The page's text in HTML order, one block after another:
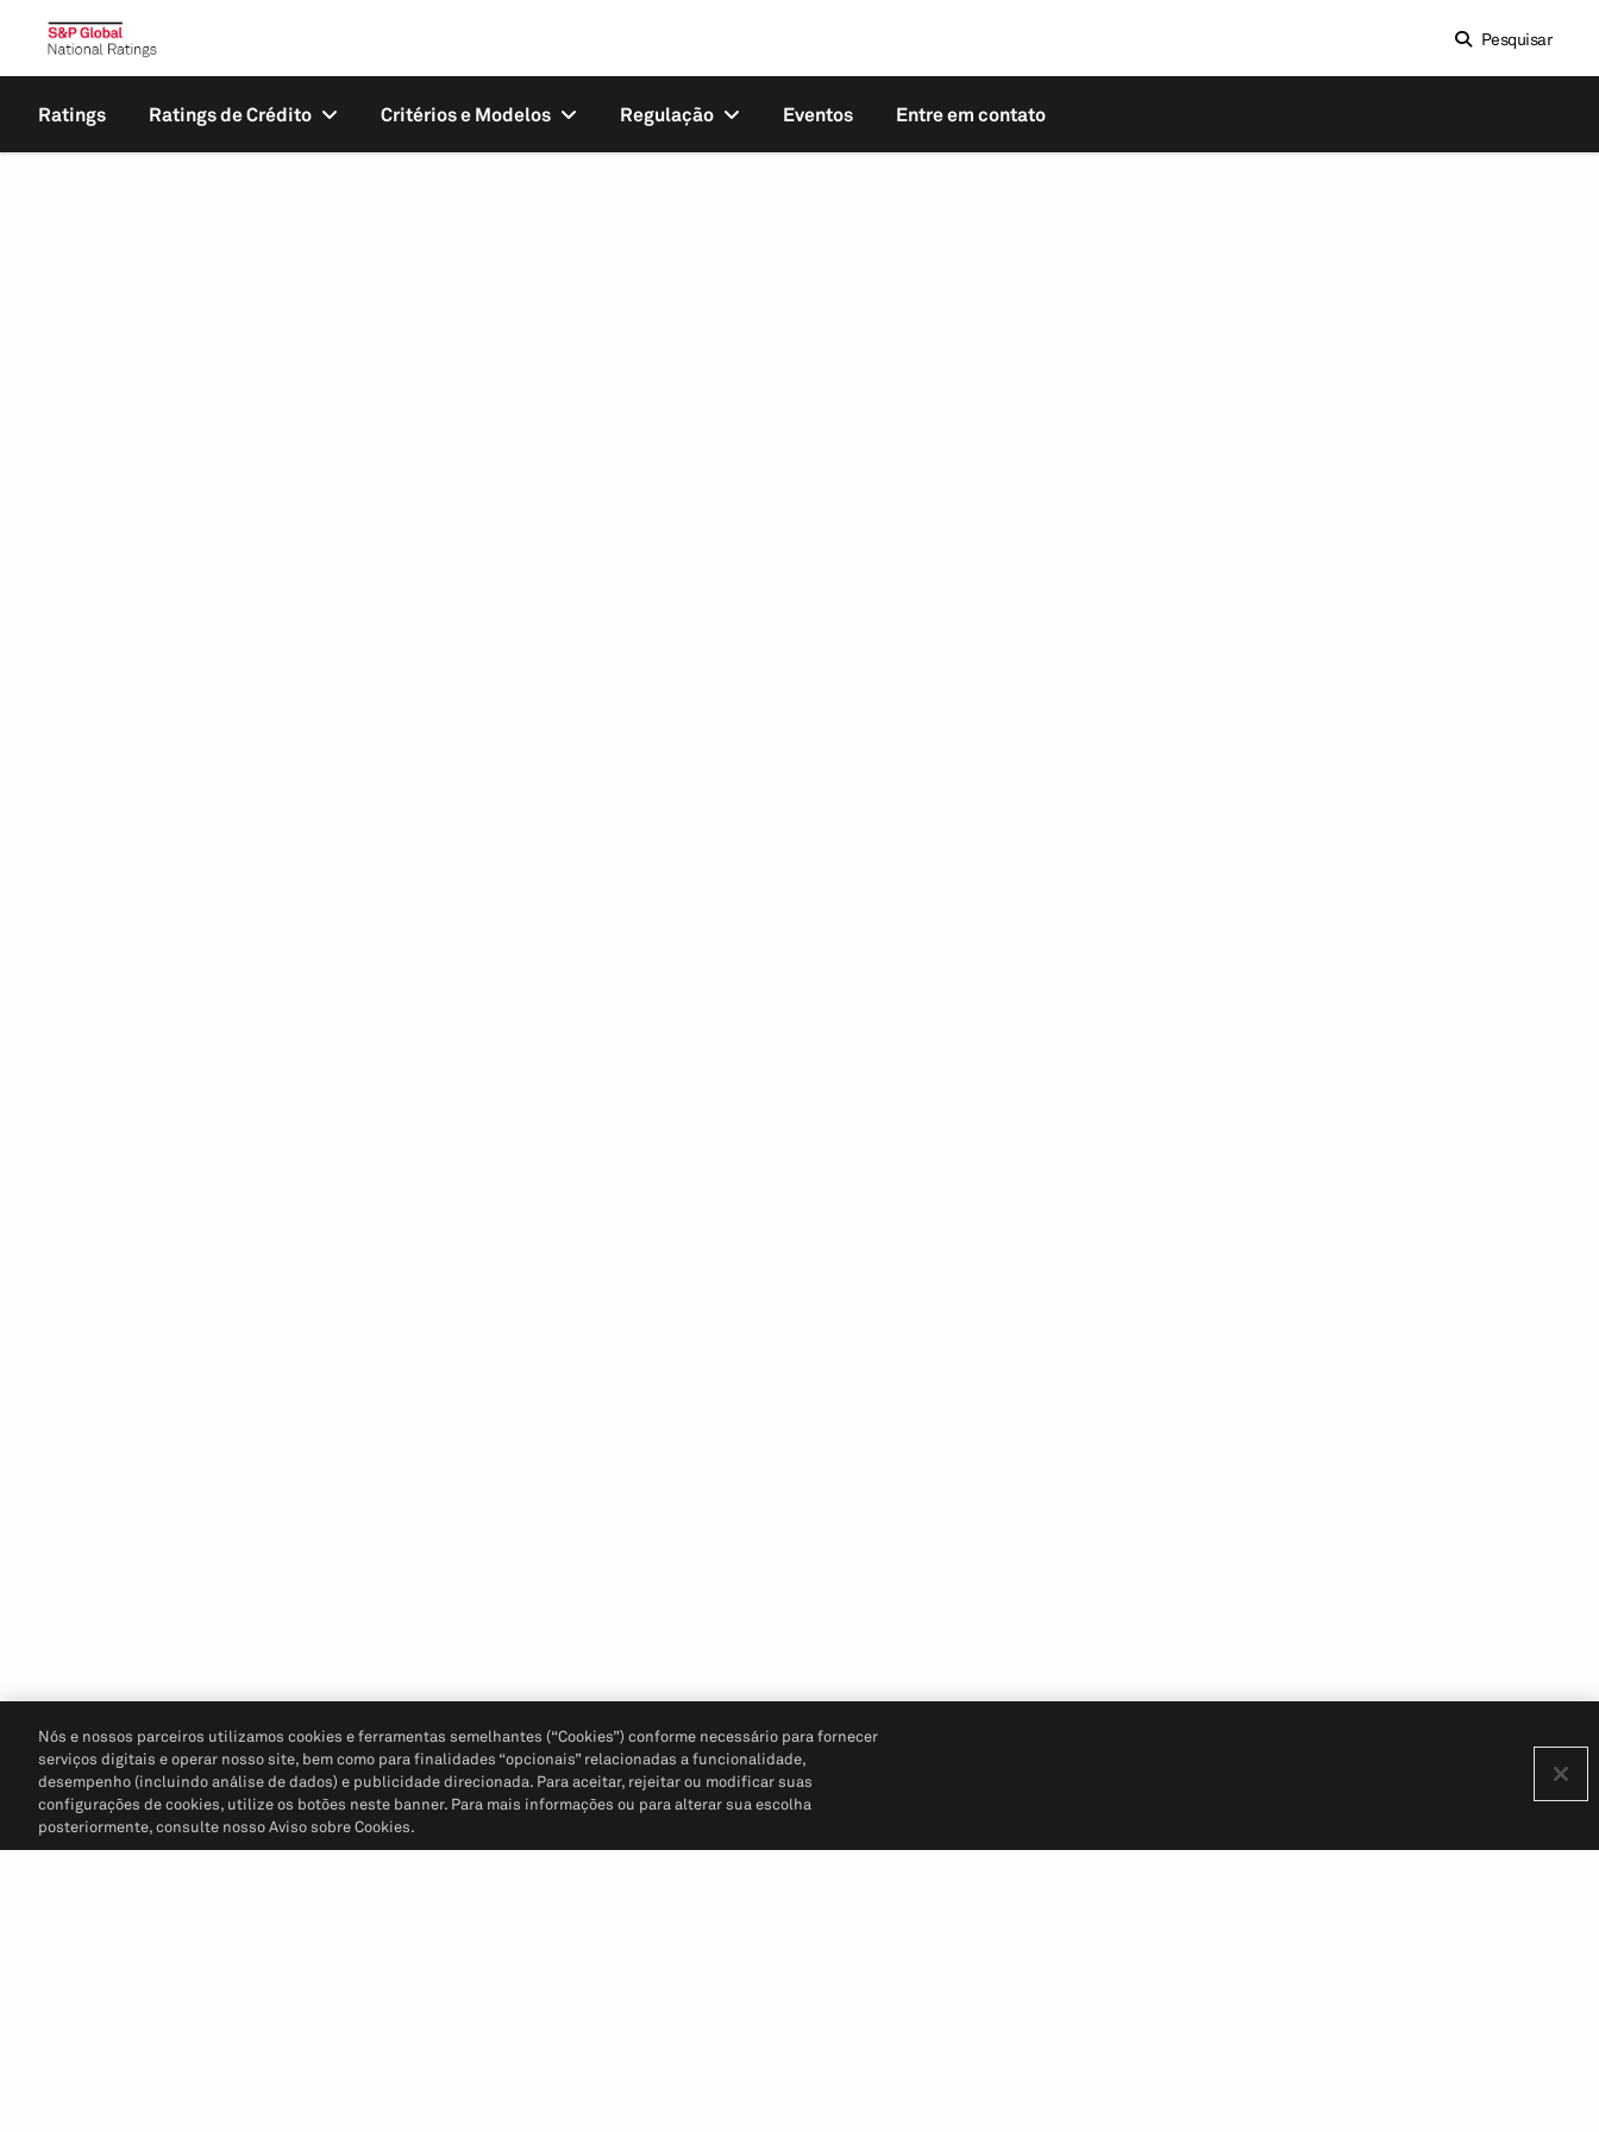
Pesquisar
Ratings Ratings de Crédito Critérios e Modelos Regulação Eventos Entre em contato
Nós e nossos parceiros utilizamos cookies e ferramentas semelhantes (“Cookies”) conforme necessário para fornecer
serviços digitais e operar nosso site, bem como para finalidades “opcionais” relacionadas a funcionalidade,
desempenho (incluindo análise de dados) e publicidade direcionada. Para aceitar, rejeitar ou modificar suas
configurações de cookies, utilize os botões neste banner. Para mais informações ou para alterar sua escolha
posteriormente, consulte nosso Aviso sobre Cookies.